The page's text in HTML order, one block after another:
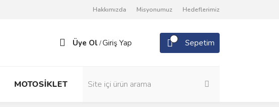
Hakkımızda Misyonumuz Hedeflerimiz
Üye Ol /Giriş Yap Sepetim
MOTOSİKLET